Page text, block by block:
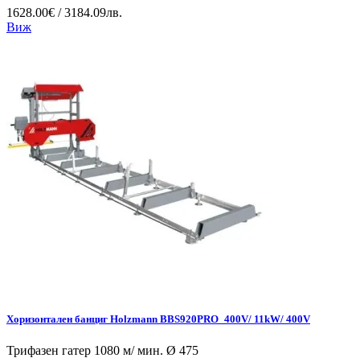
1628.00€ / 3184.09лв.
Виж
Хоризонтален банциг Holzmann BBS920PRO_400V/ 11kW/ 400V
Трифазен гатер 1080 м/ мин. Ø 475